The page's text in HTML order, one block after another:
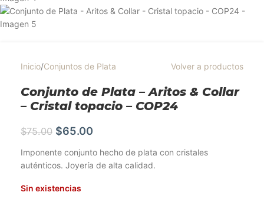
Inicio/Conjuntos de Plata Volver a productos
Conjunto de Plata – Aritos & Collar
– Cristal topacio – COP24
$75.00 $65.00
Imponente conjunto hecho de plata con cristales
auténticos. Joyería de alta calidad.
Sin existencias